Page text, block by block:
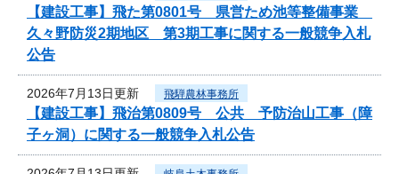
【建設工事】飛た第0801号 県営ため池等整備事業
久々野防災2期地区 第3期工事に関する一般競争入札
公告
2026年7月13日更新 飛騨農林事務所
【建設工事】飛治第0809号 公共 予防治山工事（障
子ヶ洞）に関する一般競争入札公告